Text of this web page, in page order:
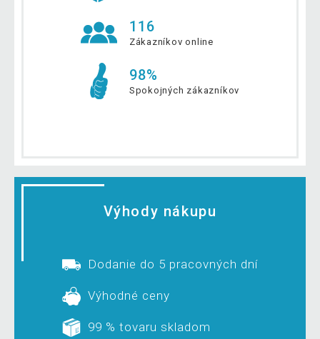
116
Zákazníkov online
98%
Spokojných zákazníkov
Výhody nákupu
Dodanie do 5 pracovných dní
Výhodné ceny
99 % tovaru skladom